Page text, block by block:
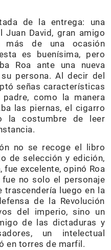
de la entrega: una
David, gran amigo
de una ocasión
es buenísima, pero
Roa ante una nueva
persona. Al decir del
señas características
como la manera
las piernas, el cigarro
la costumbre de leer
no se recoge el libro
de selección y edición,
fue excelente, opinó Roa
no solo el personaje
trascendería luego en la
de la Revolución
del imperio, sino un
de las dictaduras y
un intelectual
en torres de marfil.